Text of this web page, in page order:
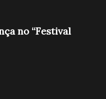
no “Festival